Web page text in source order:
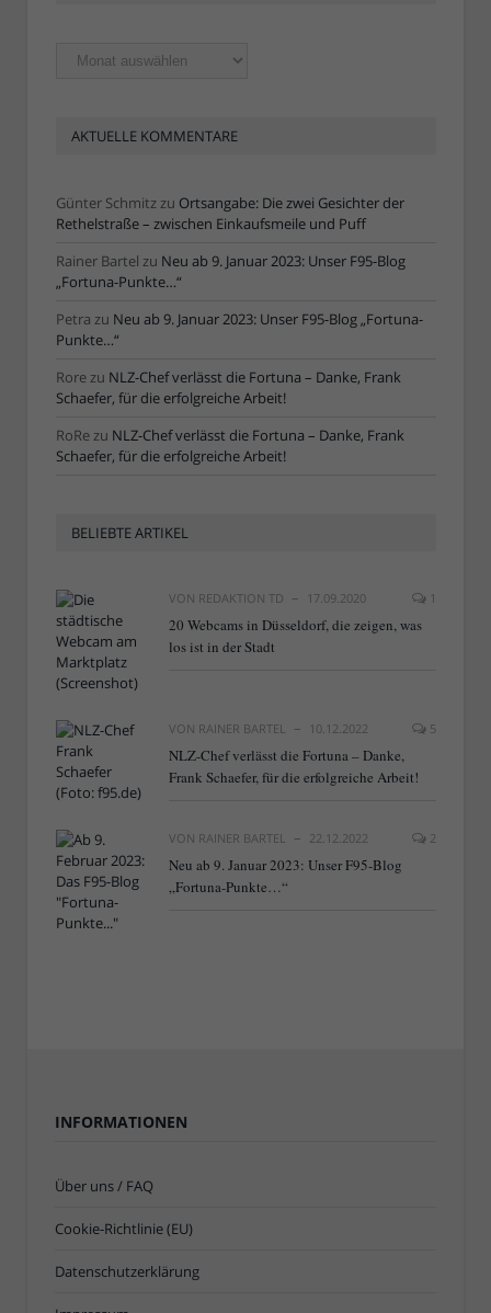
Ältere
Artikel
AKTUELLE KOMMENTARE
Günter Schmitzzu Ortsangabe: Die zwei Gesichter der
Rethelstraße – zwischen Einkaufsmeile und Puff
Rainer Bartel zu Neu ab 9. Januar 2023: Unser F95-Blog
„Fortuna-Punkte…“
Petra zu Neu ab 9. Januar 2023: Unser F95-Blog „Fortuna-
Punkte…“
Rorezu NLZ-Chef verlässt die Fortuna – Danke, Frank
Schaefer, für die erfolgreiche Arbeit!
RoRezu NLZ-Chef verlässt die Fortuna – Danke, Frank
Schaefer, für die erfolgreiche Arbeit!
BELIEBTE ARTIKEL
VON REDAKTION TD 17.09.2020 1
20 Webcams in Düsseldorf, die zeigen, was
los ist in der Stadt
VON RAINER BARTEL 10.12.2022 5
NLZ-Chef verlässt die Fortuna – Danke,
Frank Schaefer, für die erfolgreiche Arbeit!
VON RAINER BARTEL 22.12.2022 2
Neu ab 9. Januar 2023: Unser F95-Blog
„Fortuna-Punkte…“
INFORMATIONEN
Über uns / FAQ
Cookie-Richtlinie (EU)
Datenschutzerklärung